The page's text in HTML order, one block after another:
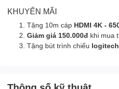
KHUYẾN MÃI
Tặng 10m cáp HDMI 4K -
Giảm giá 150.000đ khi mua
Tặng bút trình chiếu logitech